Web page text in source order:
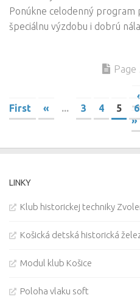
Ponúkne celodenný program
špeciálnu výzdobu i dobrú
First
« ... 3 4 5 6
»
LINKY
Klub historickej techniky
Košická detská historická
Modul klub Košice
Poloha vlaku soft